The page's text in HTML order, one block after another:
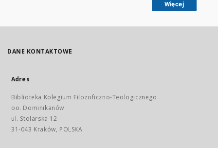
Więcej
DANE KONTAKTOWE
Adres
Biblioteka Kolegium Filozoficzno-Teologicznego
oo. Dominikanów
ul. Stolarska 12
31-043 Kraków, POLSKA